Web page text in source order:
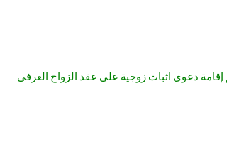
دعوى اثبات زوجية على عقد الزواج العرفى